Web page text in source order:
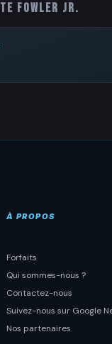
Fowler Jr.
À PROPOS
Forfaits
Qui sommes-nous ?
Contactez-nous
Suivez-nous sur Google
Nos partenaires